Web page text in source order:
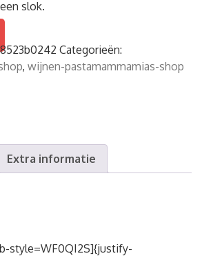
slok.
Categorieën:
, wijnen-pastamammamias-shop
Extra informatie
style=WF0QI2S]{justify-